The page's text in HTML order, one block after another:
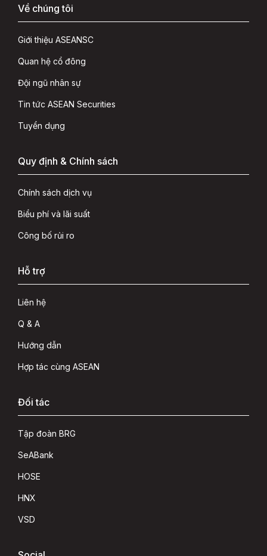
Về chúng tôi
Giới thiệu ASEANSC
Quan hệ cổ đông
Đội ngũ nhân sự
Tin tức ASEAN Securities
Tuyển dụng
Quy định & Chính sách
Chính sách dịch vụ
Biểu phí và lãi suất
Công bố rủi ro
Hỗ trợ
Liên hệ
Q & A
Hướng dẫn
Hợp tác cùng ASEAN
Đối tác
Tập đoàn BRG
SeABank
HOSE
HNX
VSD